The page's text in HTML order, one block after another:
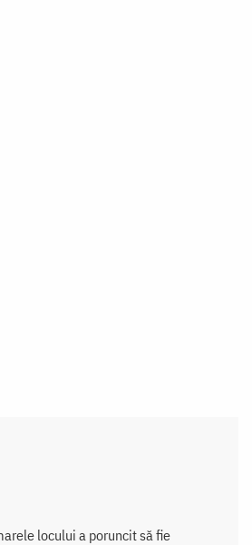
locului a poruncit să fie